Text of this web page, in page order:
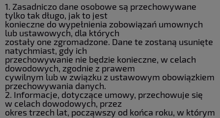
1. Zasadniczo dane osobowe są przechowywane
tylko tak długo, jak to jest
konieczne do wypełnienia zobowiązań umownych
lub ustawowych, dla których
zostały one zgromadzone. Dane te zostaną usunięte
natychmiast, gdy ich
przechowywanie nie będzie konieczne, w celach
dowodowych, zgodnie z prawem
cywilnym lub w związku z ustawowym obowiązkiem
przechowywania danych.
2. Informacje, dotyczące umowy, przechowuje się
w celach dowodowych, przez
okres trzech lat, począwszy od końca roku, w którym